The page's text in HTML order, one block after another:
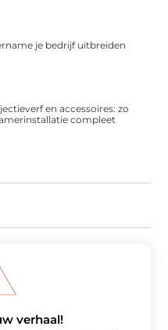
je bedrijf uitbreiden
en accessoires: zo
compleet
verhaal!